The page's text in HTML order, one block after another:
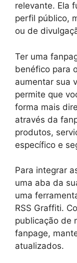
relevante. Ela
perfil público,
ou de
Ter uma
benéfico para
aumentar sua
permite que
forma mais
através da
produtos,
específico e
Para integrar
uma aba da
uma
RSS Graffiti.
publicação de
fanpage,
atualizados.